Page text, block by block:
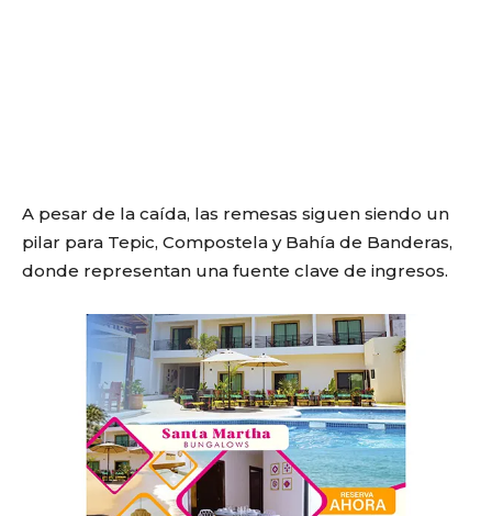
A pesar de la caída, las remesas siguen siendo un
pilar para Tepic, Compostela y Bahía de Banderas,
donde representan una fuente clave de ingresos.